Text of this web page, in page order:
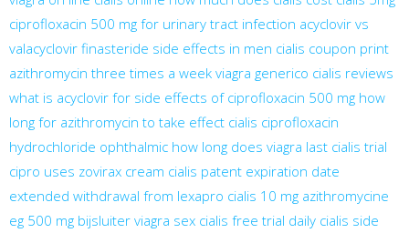
ciprofloxacin 500 mg for urinary tract infection acyclovir vs
valacyclovir finasteride side effects in men cialis coupon print
azithromycin three times a week viagra generico cialis reviews
what is acyclovir for side effects of ciprofloxacin 500 mg how
long for azithromycin to take effect cialis ciprofloxacin
hydrochloride ophthalmic how long does viagra last cialis trial
cipro uses zovirax cream cialis patent expiration date
extended withdrawal from lexapro cialis 10 mg azithromycine
eg 500 mg bijsluiter viagra sex cialis free trial daily cialis side